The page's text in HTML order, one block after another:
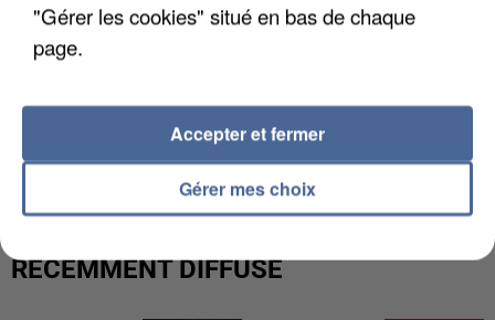
L’UN DES FONDATEURS SUPPOSÉS DE LA DZ
MAFIA INTERPELLÉ EN ALGÉRIE
RÉCEMMENT DIFFUSÉ
"Gérer les cookies" situé en bas de chaque
page.
Gérer mes choix
Accepter et fermer